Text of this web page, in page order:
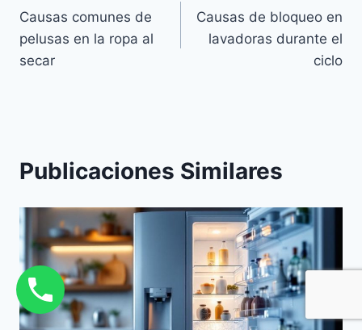
de
entradas
Causas comunes de
pelusas en la ropa al
secar
Causas de bloqueo en
lavadoras durante el
ciclo
Publicaciones Similares